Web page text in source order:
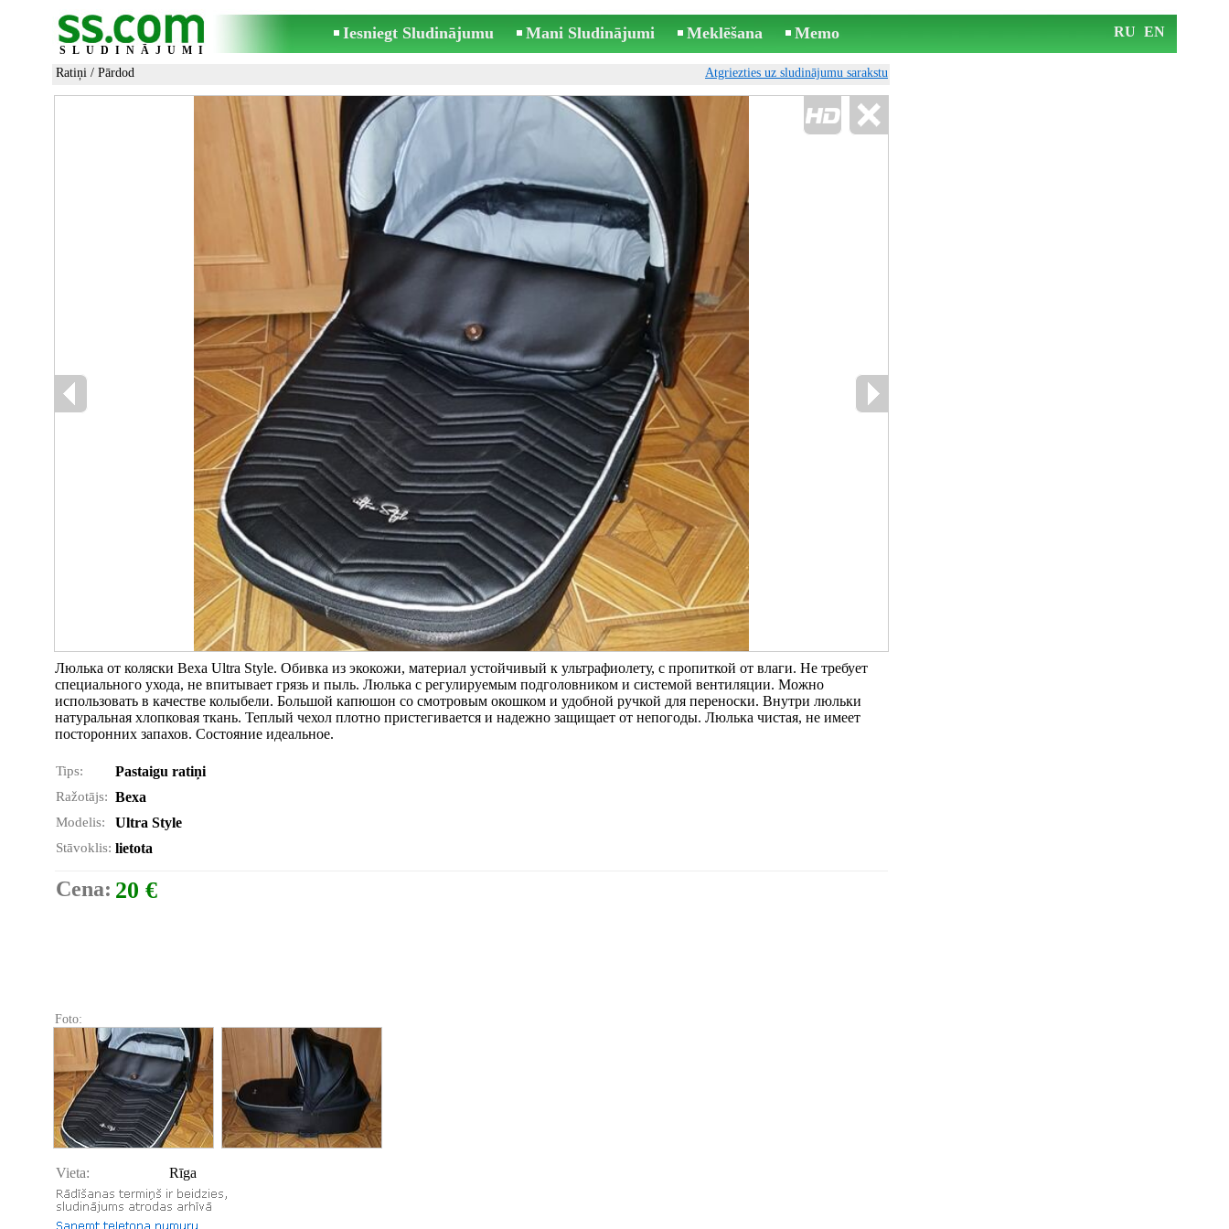
SLUDINĀJUMI
Iesniegt Sludinājumu Mani Sludinājumi Meklēšana Memo RU EN
Ratiņi / Pārdod Atgriezties uz sludinājumu sarakstu
Люлька от коляски Bexa Ultra Style. Обивка из экокожи, материал устойчивый к ультрафиолету, с пропиткой от влаги. Не требует
специального ухода, не впитывает грязь и пыль. Люлька с регулируемым подголовником и системой вентиляции. Можно
использовать в качестве колыбели. Большой капюшон со смотровым окошком и удобной ручкой для переноски. Внутри люльки
натуральная хлопковая ткань. Теплый чехол плотно пристегивается и надежно защищает от непогоды. Люлька чистая, не имеет
посторонних запахов. Состояние идеальное.
Tips: Pastaigu ratiņi
Ražotājs: Bexa
Modelis: Ultra Style
Stāvoklis: lietota
Cena: 20 €
Foto:
Vieta: Rīga